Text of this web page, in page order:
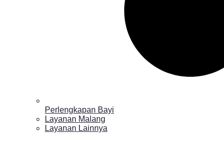
Perlengkapan Bayi
Layanan Malang
Layanan Lainnya